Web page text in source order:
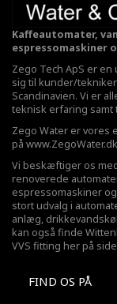
Kaffeautomater,
espressomaskiner
Zego Tech ApS er
sig til kunder/
Scandinavien. Vi er
teknisk erfaring samt
Zego Water er vores
på www.ZegoWater.dk
Vi beskæftiger os
renoverede
espressomaskiner
stort udvalg i
anlæg,
kan også finde
VVS fitting her på
FIND OS PÅ